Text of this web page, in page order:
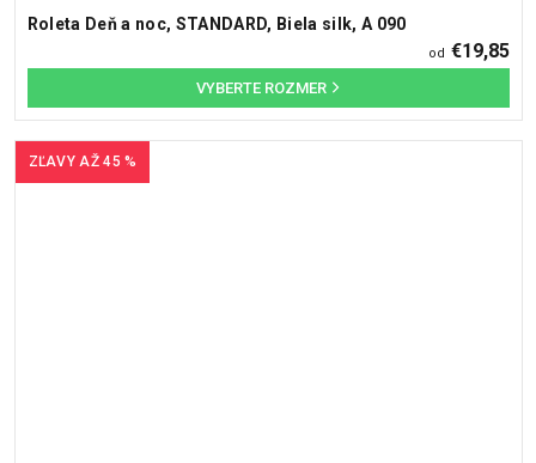
Roleta Deň a noc, STANDARD, Biela silk, A 090
od €19,85
ZĽAVY AŽ 45 %